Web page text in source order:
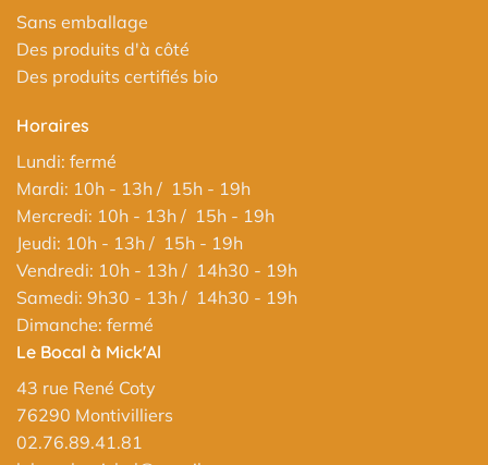
Sans emballage
Des produits d'à côté
Des produits certifiés bio
Horaires
Lundi: fermé
Mardi: 10h - 13h / 15h - 19h
Mercredi: 10h - 13h / 15h - 19h
Jeudi: 10h - 13h / 15h - 19h
Vendredi: 10h - 13h / 14h30 - 19h
Samedi: 9h30 - 13h / 14h30 - 19h
Dimanche: fermé
Le Bocal à Mick'Al
43 rue René Coty
76290 Montivilliers
02.76.89.41.81